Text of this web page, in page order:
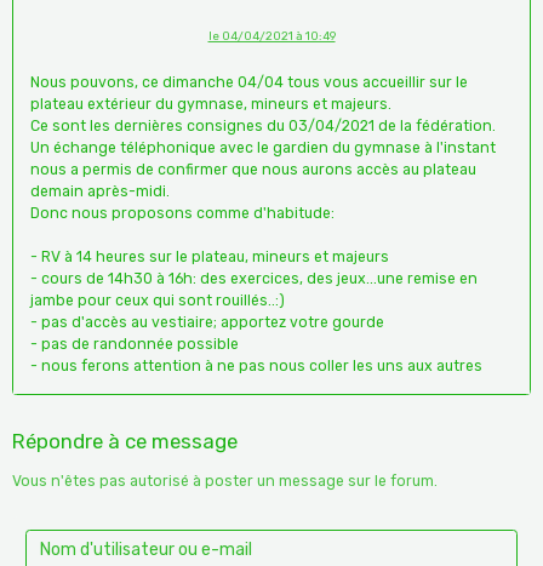
le 04/04/2021 à 10:49
Nous pouvons, ce dimanche 04/04 tous vous accueillir sur le
plateau extérieur du gymnase, mineurs et majeurs.
Ce sont les dernières consignes du 03/04/2021 de la fédération.
Un échange téléphonique avec le gardien du gymnase à l'instant
nous a permis de confirmer que nous aurons accès au plateau
demain après-midi.
Donc nous proposons comme d'habitude:
- RV à 14 heures sur le plateau, mineurs et majeurs
- cours de 14h30 à 16h: des exercices, des jeux...une remise en
jambe pour ceux qui sont rouillés..:)
- pas d'accès au vestiaire; apportez votre gourde
- pas de randonnée possible
- nous ferons attention à ne pas nous coller les uns aux autres
Répondre à ce message
Vous n'êtes pas autorisé à poster un message sur le forum.